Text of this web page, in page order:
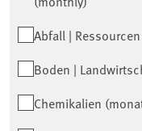
Abfall |
Boden |
Chemikalien